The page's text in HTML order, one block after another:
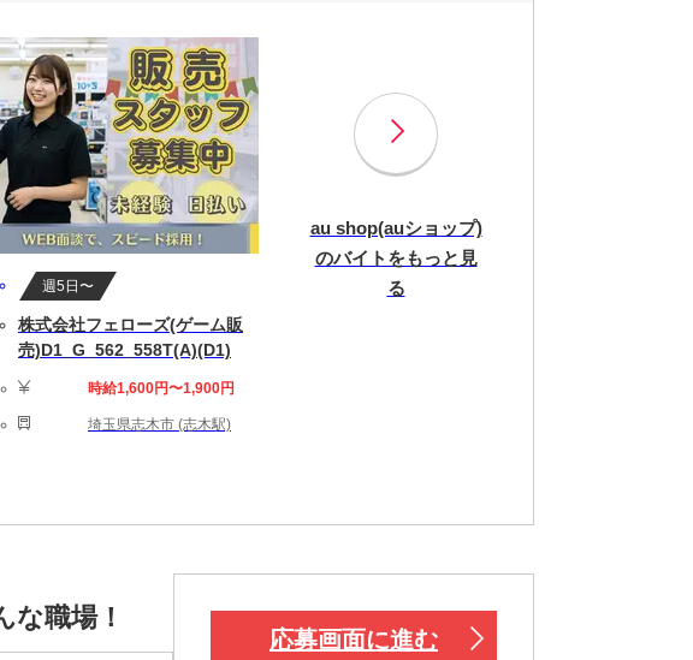
週5日〜
株式会社フェローズ(ゲーム販
売)D1_G_562_558T(A)(D1)
時給1,600円〜1,900円
埼玉県志木市 (志木駅)
au shop(auショップ)
のバイトをもっと見
る
な職場！
応募画面に進む